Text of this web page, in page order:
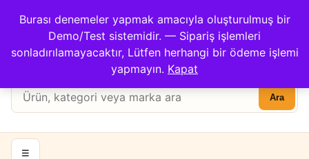
Burası denemeler yapmak amacıyla oluşturulmuş bir
Demo/Test sistemidir. — Sipariş işlemleri
sonladırılamayacaktır, Lütfen herhangi bir ödeme işlemi
yapmayın. Kapat
Kargom Nerede?İletişim
Apricot Center
Ürün
ara:
Ara
Hesabım
Sepet
☰